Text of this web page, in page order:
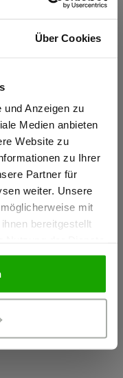
Über Cookies
und Anzeigen zu
Medien anbieten
Website zu
zu Ihrer
Partner für
weiter. Unsere
mit
bereitgestellt
bin. Alle